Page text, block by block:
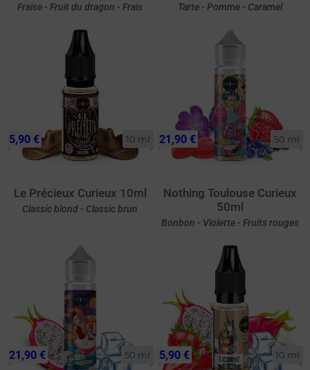
Fraise - Fruit du dragon - Frais Tarte - Pomme - Caramel
10 ml
Le Précieux Curieux 10ml
Classic blond - Classic brun
5,90 € 50 ml
Nothing Toulouse Curieux
50ml
Bonbon - Violette - Fruits rouges
21,90 €
50 ml
21,90 € 10 ml
5,90 €